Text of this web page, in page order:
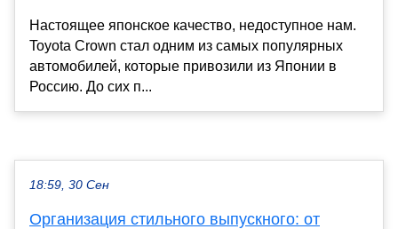
Настоящее японское качество, недоступное нам.
Toyota Crown стал одним из самых популярных
автомобилей, которые привозили из Японии в
Россию. До сих п...
18:59, 30 Сен
Организация стильного выпускного: от